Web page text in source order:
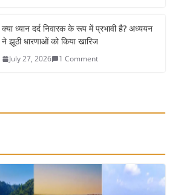
क्या ध्यान दर्द निवारक के रूप में प्रभावी है? अध्ययन
ने झूठी धारणाओं को किया खारिज
July 27, 2026 1 Comment